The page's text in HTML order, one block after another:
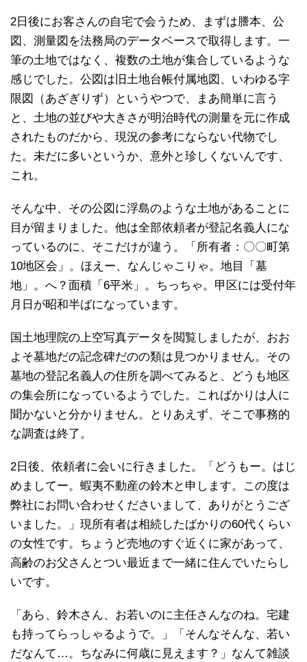
2日後にお客さんの自宅で会うため、まずは謄本、公
図、測量図を法務局のデータベースで取得します。一
筆の土地ではなく、複数の土地が集合しているような
感じでした。公図は旧土地台帳付属地図、いわゆる字
限図（あざぎりず）というやつで、まあ簡単に言う
と、土地の並びや大きさが明治時代の測量を元に作成
されたものだから、現況の参考にならない代物でし
た。未だに多いというか、意外と珍しくないんです、
これ。
そんな中、その公図に浮島のような土地があることに
目が留まりました。他は全部依頼者が登記名義人にな
っているのに、そこだけが違う。「所有者：〇〇町第
10地区会」。ほえー、なんじゃこりゃ。地目「墓
地」。へ？面積「6平米」。ちっちゃ。甲区には受付年
月日が昭和半ばになっています。
国土地理院の上空写真データを閲覧しましたが、おお
よそ墓地だの記念碑だのの類は見つかりません。その
墓地の登記名義人の住所を調べてみると、どうも地区
の集会所になっているようでした。こればかりは人に
聞かないと分かりません。とりあえず、そこで事務的
な調査は終了。
2日後、依頼者に会いに行きました。「どうもー。はじ
めましてー。蝦夷不動産の鈴木と申します。この度は
弊社にお問い合わせくださいまして、ありがとうござ
いました。」現所有者は相続したばかりの60代くらい
の女性です。ちょうど売地のすぐ近くに家があって、
高齢のお父さんとつい最近まで一緒に住んでいたらし
いです。
「あら、鈴木さん、お若いのに主任さんなのね。宅建
も持ってらっしゃるようで。」「そんなそんな、若い
だなんて…。ちなみに何歳に見えます？」なんて雑談